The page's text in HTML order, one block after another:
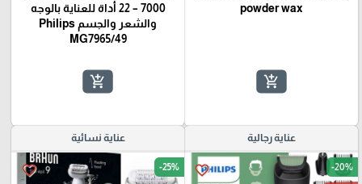
powder wax
add_shopping_cart
7000 – 22 أداة للعناية بالوجه
والشعر والجسم Philips
MG7965/49
add_shopping_cart
عناية رجالية
favorite_border -20%
عناية نسائية
favorite_border -25%